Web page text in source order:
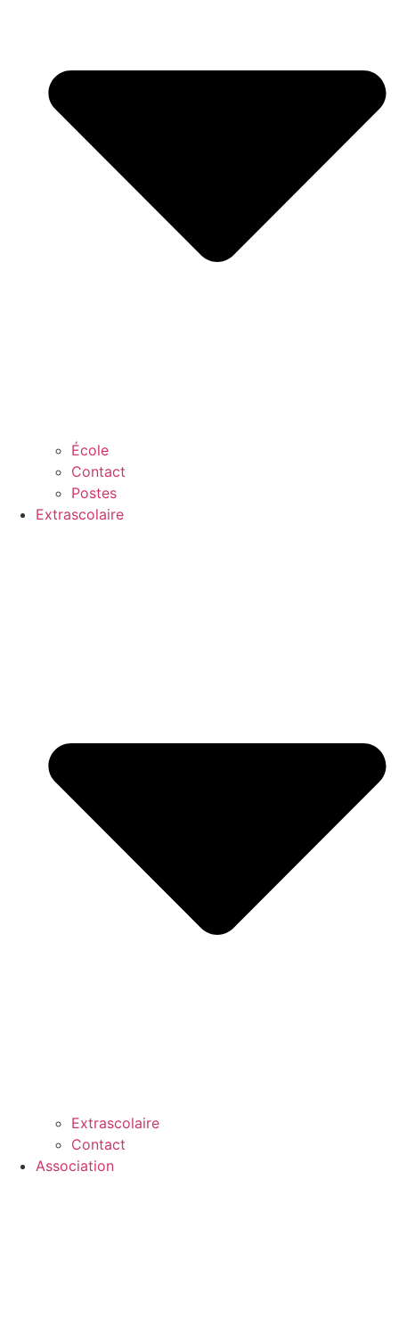
École
Contact
Postes
Extrascolaire
Extrascolaire
Contact
Association